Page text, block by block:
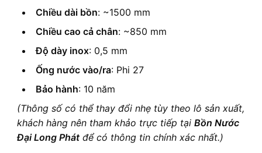
Chiều dài bồn: ~1500 mm
Chiều cao cả chân: ~850 mm
Độ dày inox: 0,5 mm
Ống nước vào/ra: Phi 27
Bảo hành: 10 năm
(Thông số có thể thay đổi nhẹ tùy theo lô sản xuất,
khách hàng nên tham khảo trực tiếp tại Bồn Nước
Đại Long Phát để có thông tin chính xác nhất.)